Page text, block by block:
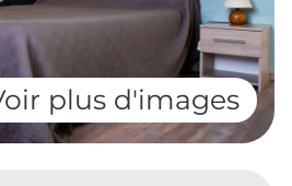
plus d'images